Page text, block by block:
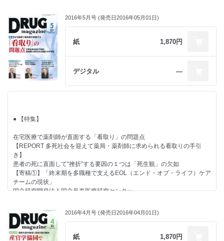
健康寿命延伸の最初の一歩として注目度アップ
機器・製品紹介 アリーア メディカル／大木製薬
【CLOSE UP】
薬局での導入本格化する電子版お薬手帳
抜群の認知度でダウンロード数は初月で１万ダウンロードを突破
導入薬局には処方箋増効果が！
――NTTドコモ『おくすり手帳Link』
信用と信頼を大切にする社風を醸成
【収支シミュレーション】経営への影響は
● 【新社長登場】
「多くの失敗をした者が勝つ」
地域包括ケア時代に問われるのは変化する力
久保 泰三氏［アルフレッサ ホールディングス 社長］
● 【カラーグラビア】 特別インタビュー
分社化は成長加速への推進力
「健康産業のコングロマリット」を目指す
医療ICT『バイタルリンク』投入し地域包括ケア事業を100億円へ
● 【DgS トップインタビュー】
平野健二氏［サンキュードラッグ（福岡県） 代表取締役社長］（後篇）
新しい時代に求められるのは患者に近いドラッグストア
● 【連載】
■ 行政ウォッチング
金子尚貴氏［税理士法人アフェックス 公認会計士 税理士］
■ Rediscovery in U.S. ～知られざる米国最新流通業界事情
新地昭久氏［RMI 代表］
■ 隔月連載 アイ・エム・エス・ジャパン
2016年5月号 (発売日2016年05月01日)
紙 1,870円
デジタル ―
● 【特集】
在宅医療で薬剤師が直面する「看取り」の問題点
【REPORT 多死社会を迎えて薬局・薬剤師に求められる看取りの手引
き】
患者の死に直面して“挫折”する要因の１つは「死生観」の欠如
【寄稿①】「終末期を多職種で支えるEOL（エンド・オブ・ライフ）ケア
チームの現状」
国立研究開発法人国立長寿医療研究センター
【寄稿②】「看取り現場で薬局薬剤師ができること」
ファーマシィ（広島県） 山根暁子氏［薬剤師］
【インタビュー①】「看取りは『案ずるより産むがやすし』恐れずにい
2016年4月号 (発売日2016年04月01日)
紙 1,870円